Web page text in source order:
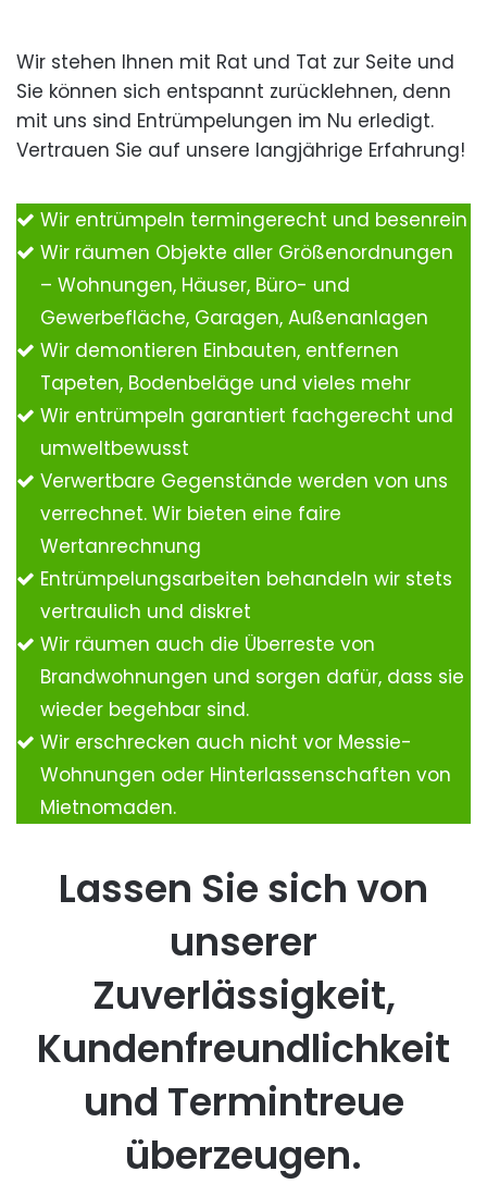
Wir stehen Ihnen mit Rat und Tat zur Seite und
Sie können sich entspannt zurücklehnen, denn
mit uns sind Entrümpelungen im Nu erledigt.
Vertrauen Sie auf unsere langjährige Erfahrung!
Wir entrümpeln termingerecht und besenrein
Wir räumen Objekte aller Größenordnungen
– Wohnungen, Häuser, Büro- und
Gewerbefläche, Garagen, Außenanlagen
Wir demontieren Einbauten, entfernen
Tapeten, Bodenbeläge und vieles mehr
Wir entrümpeln garantiert fachgerecht und
umweltbewusst
Verwertbare Gegenstände werden von uns
verrechnet. Wir bieten eine faire
Wertanrechnung
Entrümpelungsarbeiten behandeln wir stets
vertraulich und diskret
Wir räumen auch die Überreste von
Brandwohnungen und sorgen dafür, dass sie
wieder begehbar sind.
Wir erschrecken auch nicht vor Messie-
Wohnungen oder Hinterlassenschaften von
Mietnomaden.
Lassen Sie sich von
unserer
Zuverlässigkeit,
Kundenfreundlichkeit
und Termintreue
überzeugen.